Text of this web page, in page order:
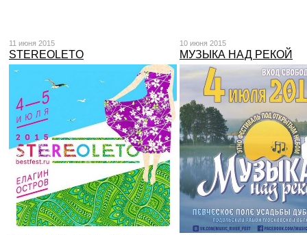
11 июня 2015
STEREOLETO
10 июня 2015
МУЗЫКА НАД РЕКОЙ